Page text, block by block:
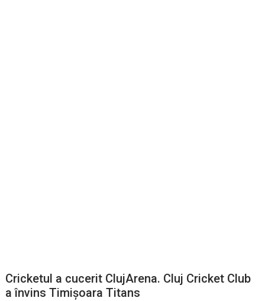
Cricketul a cucerit ClujArena. Cluj Cricket Club
a învins Timișoara Titans